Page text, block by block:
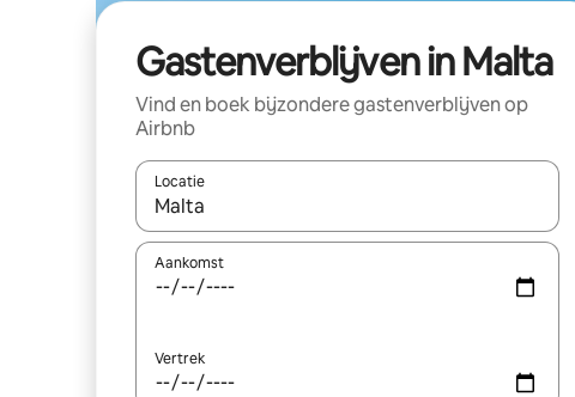
Gastenverblijven in Malta
Vind en boek bijzondere gastenverblijven op
Airbnb
Locatie
Wanneer er resultaten beschikbaar zijn, maak je een
Aankomst
Vertrek